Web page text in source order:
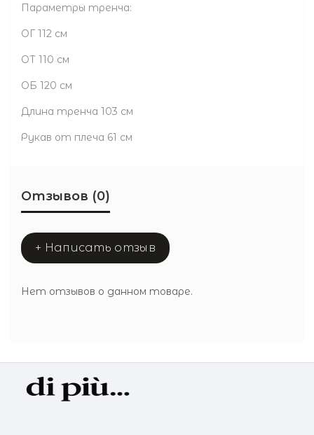
Параметры тренча:
ОГ 112 см
ОТ 110 см
ОБ 120 см
Длина тренча 103 см
Рукав от плеча 61 см
Отзывов (0)
+ Написать отзыв
Нет отзывов о данном товаре.